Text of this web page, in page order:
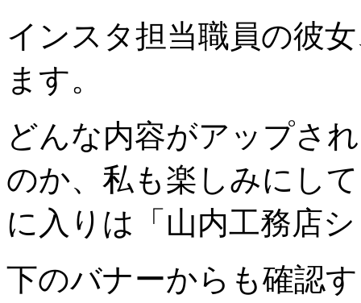
インスタ担当職員の彼
ます。
どんな内容がアップさ
のか、私も楽しみにし
に入りは「山内工務店
下のバナーからも確認